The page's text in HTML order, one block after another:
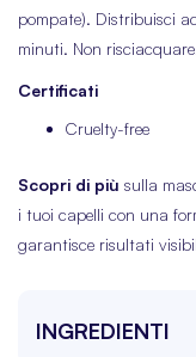
pompate). Distribuisci
minuti. Non
Certificati
Cruelty-free
Scopri di più sulla
i tuoi capelli con una
garantisce risultati
INGREDIENTI